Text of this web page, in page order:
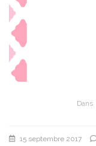
Dans
15 septembre 2017